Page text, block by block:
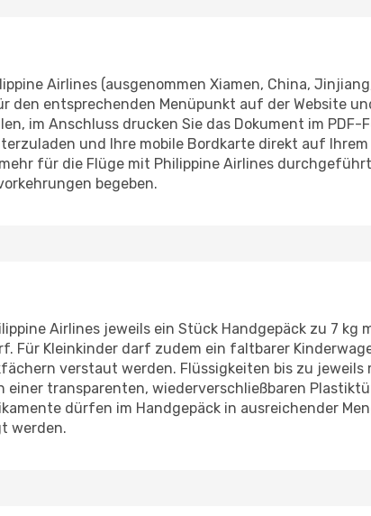
Airlines (ausgenommen Xiamen, China,
den entsprechenden Menüpunkt auf der Website
im Anschluss drucken Sie das Dokument im
und Ihre mobile Bordkarte direkt auf
für die Flüge mit Philippine Airlines
begeben.
Airlines jeweils ein Stück Handgepäck zu 7 kg
Für Kleinkinder darf zudem ein faltbarer
verstaut werden. Flüssigkeiten bis zu jeweils
transparenten, wiederverschließbaren
dürfen im Handgepäck in ausreichender
werden.